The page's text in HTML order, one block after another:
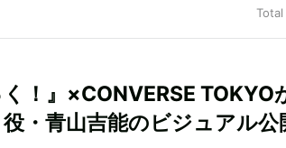
く！』×CONVERSE TOKYO
・青山吉能のビジュアル公